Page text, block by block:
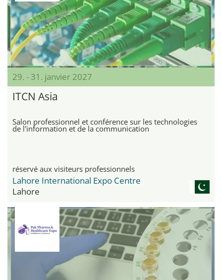
29. - 31. janvier 2027
ITCN Asia
Salon professionnel et conférence sur les technologies
de l'information et de la communication
réservé aux visiteurs professionnels
Lahore International Expo Centre
Lahore